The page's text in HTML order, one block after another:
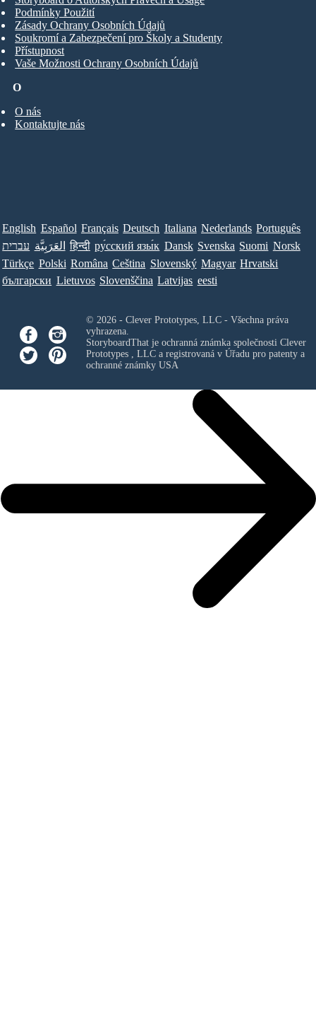
O
O nás
Kontaktujte nás
Podmínky Použití
Zásady Ochrany Osobních Údajů
Soukromí a Zabezpečení pro Školy a Studenty
Přístupnost
Vaše Možnosti Ochrany Osobních Údajů
English Español Français Deutsch Italiana Nederlands Português
עברית العَرَبِيَّة हिन्दी ру́сский язы́к Dansk Svenska Suomi Norsk
Türkçe Polski Româna Ceština Slovenský Magyar Hrvatski
български Lietuvos Slovenščina Latvijas eesti
© 2026 - Clever Prototypes, LLC - Všechna práva
vyhrazena.
StoryboardThat je ochranná známka společnosti Clever
Prototypes , LLCa registrovaná v Úřadu pro patenty a
ochranné známky USA